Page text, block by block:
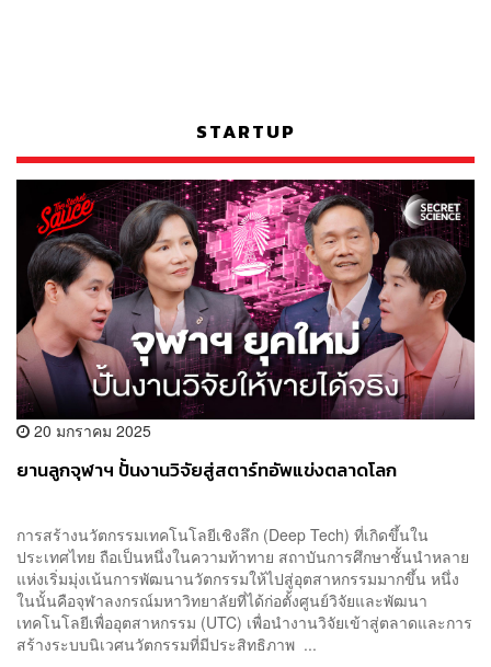
STARTUP
20 มกราคม 2025
ยานลูกจุฬาฯ ปั้นงานวิจัยสู่สตาร์ทอัพแข่งตลาดโลก
การสร้างนวัตกรรมเทคโนโลยีเชิงลึก (Deep Tech) ที่เกิดขึ้นใน
ประเทศไทย ถือเป็นหนึ่งในความท้าทาย สถาบันการศึกษาชั้นนำหลาย
แห่งเริ่มมุ่งเน้นการพัฒนานวัตกรรมให้ไปสู่อุตสาหกรรมมากขึ้น หนึ่ง
ในนั้นคือจุฬาลงกรณ์มหาวิทยาลัยที่ได้ก่อตั้งศูนย์วิจัยและพัฒนา
เทคโนโลยีเพื่ออุตสาหกรรม (UTC) เพื่อนำงานวิจัยเข้าสู่ตลาดและการ
สร้างระบบนิเวศนวัตกรรมที่มีประสิทธิภาพ ...